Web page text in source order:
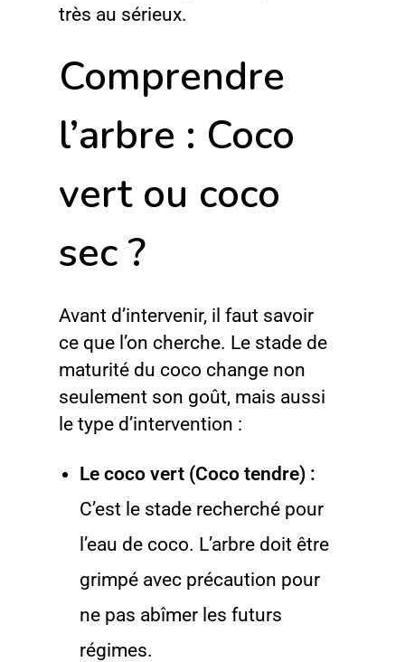
très au sérieux.
Comprendre
l’arbre : Coco
vert ou coco
sec ?
Avant d’intervenir, il faut savoir
ce que l’on cherche. Le stade de
maturité du coco change non
seulement son goût, mais aussi
le type d’intervention :
Le coco vert (Coco tendre) :
C’est le stade recherché pour
l’eau de coco. L’arbre doit être
grimpé avec précaution pour
ne pas abîmer les futurs
régimes.